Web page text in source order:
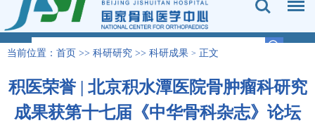
当前位置： 首页 >> 科研研究 >> 科研成果 > 正文
积医荣誉 | 北京积水潭医院骨肿瘤科研究
成果获第十七届《中华骨科杂志》论坛